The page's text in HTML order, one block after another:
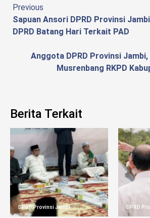
Continue
Reading
Previous
Sapuan Ansori DPRD Provinsi
DPRD Batang Hari Terkait PAD
Anggota DPRD Provinsi
Musrenbang RKPD
Berita Terkait
DPRD Provinsi Jambi DPRD